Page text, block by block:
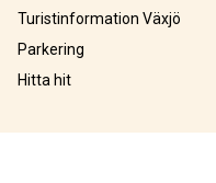
Turistinformation Växjö
Parkering
Hitta hit